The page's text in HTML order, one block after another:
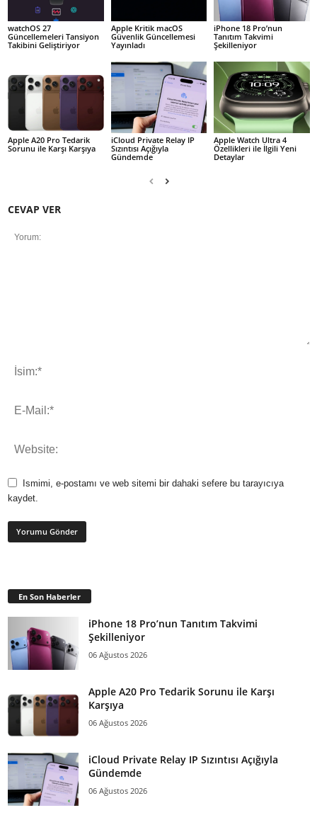
watchOS 27
Güncellemeleri Tansiyon
Takibini Geliştiriyor
Apple Kritik macOS
Güvenlik Güncellemesi
Yayınladı
iPhone 18 Pro’nun
Tanıtım Takvimi
Şekilleniyor
Apple A20 Pro Tedarik
Sorunu ile Karşı Karşıya
iCloud Private Relay IP
Sızıntısı Açığıyla
Gündemde
Apple Watch Ultra 4
Özellikleri ile İlgili Yeni
Detaylar
CEVAP VER
Ismimi, e-postamı ve web sitemi bir dahaki sefere bu tarayıcıya
kaydet.
En Son Haberler
iPhone 18 Pro’nun Tanıtım Takvimi
Şekilleniyor
06 Ağustos 2026
Apple A20 Pro Tedarik Sorunu ile Karşı
Karşıya
06 Ağustos 2026
iCloud Private Relay IP Sızıntısı Açığıyla
Gündemde
06 Ağustos 2026